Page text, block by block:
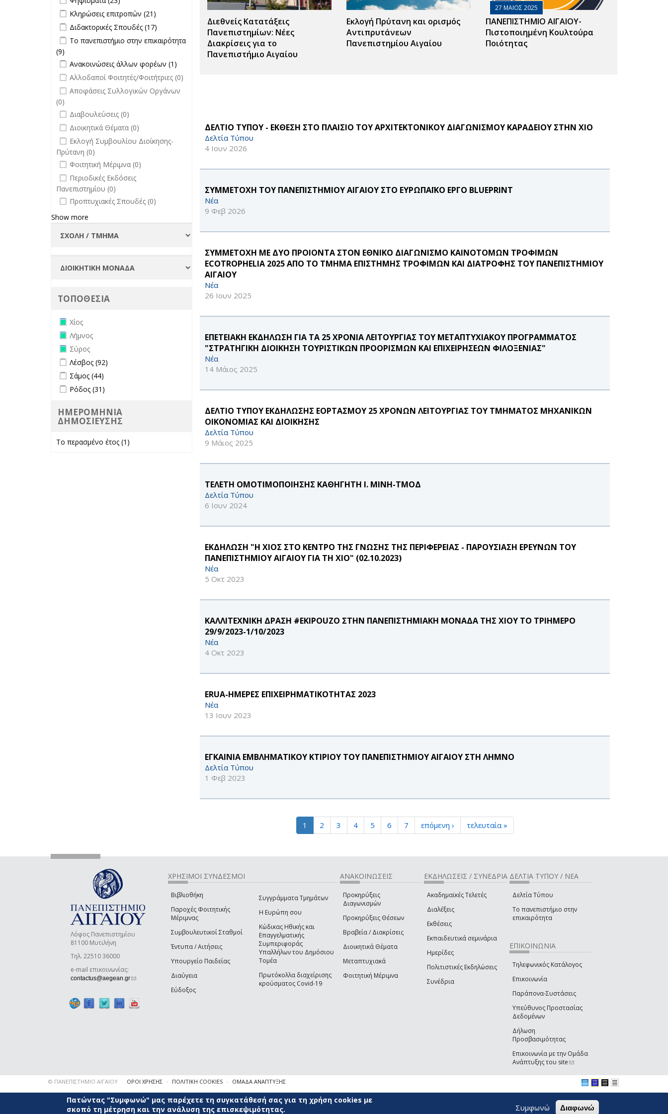
Διεθνείς Κατατάξεις
Πανεπιστημίων: Νέες
Διακρίσεις για το
Πανεπιστήμιο Αιγαίου
Εκλογή Πρύτανη και ορισμός
Αντιπρυτάνεων
Πανεπιστημίου Αιγαίου
27 ΜΑΙΟΣ 2025
ΠΑΝΕΠΙΣΤΗΜΙΟ ΑΙΓΑΙΟΥ-
Πιστοποιημένη Κουλτούρα
Ποιότητας
ΔΕΛΤΙΟ ΤΥΠΟΥ - ΕΚΘΕΣΗ ΣΤΟ ΠΛΑΙΣΙΟ ΤΟΥ ΑΡΧΙΤΕΚΤΟΝΙΚΟΥ ΔΙΑΓΩΝΙΣΜΟΥ ΚΑΡΑΔΕΙΟΥ ΣΤΗΝ ΧΙΟ
Δελτία Τύπου
4 Ιουν 2026
ΣΥΜΜΕΤΟΧΗ ΤΟΥ ΠΑΝΕΠΙΣΤΗΜΙΟΥ ΑΙΓΑΙΟΥ ΣΤΟ ΕΥΡΩΠΑΪΚΟ ΕΡΓΟ BLUEPRINT
Νέα
9 Φεβ 2026
ΣΥΜΜΕΤΟΧΗ ΜΕ ΔΥΟ ΠΡΟΙΟΝΤΑ ΣΤΟΝ ΕΘΝΙΚΟ ΔΙΑΓΩΝΙΣΜΟ ΚΑΙΝΟΤΟΜΩΝ ΤΡΟΦΙΜΩΝ
ECOTROPHELIA 2025 ΑΠΟ ΤΟ ΤΜΗΜΑ ΕΠΙΣΤΗΜΗΣ ΤΡΟΦΙΜΩΝ ΚΑΙ ΔΙΑΤΡΟΦΗΣ ΤΟΥ ΠΑΝΕΠΙΣΤΗΜΙΟΥ
ΑΙΓΑΙΟΥ
Νέα
26 Ιουν 2025
ΕΠΕΤΕΙΑΚΗ ΕΚΔΗΛΩΣΗ ΓΙΑ ΤΑ 25 ΧΡΟΝΙΑ ΛΕΙΤΟΥΡΓΙΑΣ ΤΟΥ ΜΕΤΑΠΤΥΧΙΑΚΟΥ ΠΡΟΓΡΑΜΜΑΤΟΣ
"ΣΤΡΑΤΗΓΙΚΗ ΔΙΟΙΚΗΣΗ ΤΟΥΡΙΣΤΙΚΩΝ ΠΡΟΟΡΙΣΜΩΝ ΚΑΙ ΕΠΙΧΕΙΡΗΣΕΩΝ ΦΙΛΟΞΕΝΙΑΣ"
Νέα
14 Μάιος 2025
ΔΕΛΤΙΟ ΤΥΠΟΥ ΕΚΔΗΛΩΣΗΣ ΕΟΡΤΑΣΜΟΥ 25 ΧΡΟΝΩΝ ΛΕΙΤΟΥΡΓΙΑΣ ΤΟΥ ΤΜΗΜΑΤΟΣ ΜΗΧΑΝΙΚΩΝ
ΟΙΚΟΝΟΜΙΑΣ ΚΑΙ ΔΙΟΙΚΗΣΗΣ
Δελτία Τύπου
9 Μάιος 2025
TΕΛΕΤΗ ΟΜΟΤΙΜΟΠΟΙΗΣΗΣ ΚΑΘΗΓΗΤΗ Ι. ΜΙΝΗ-ΤΜΟΔ
Δελτία Τύπου
6 Ιουν 2024
ΕΚΔΗΛΩΣΗ "Η ΧΙΟΣ ΣΤΟ ΚΕΝΤΡΟ ΤΗΣ ΓΝΩΣΗΣ ΤΗΣ ΠΕΡΙΦΕΡΕΙΑΣ - ΠΑΡΟΥΣΙΑΣΗ ΕΡΕΥΝΩΝ ΤΟΥ
ΠΑΝΕΠΙΣΤΗΜΙΟΥ ΑΙΓΑΙΟΥ ΓΙΑ ΤΗ ΧΙΟ" (02.10.2023)
Νέα
5 Οκτ 2023
ΚΑΛΛΙΤΕΧΝΙΚΗ ΔΡΑΣΗ #EKIPOUZO ΣΤΗΝ ΠΑΝΕΠΙΣΤΗΜΙΑΚΗ ΜΟΝΑΔΑ ΤΗΣ ΧΙΟΥ ΤΟ ΤΡΙΗΜΕΡΟ
29/9/2023-1/10/2023
Νέα
4 Οκτ 2023
ERUA-ΗΜΕΡΕΣ ΕΠΙΧΕΙΡΗΜΑΤΙΚΟΤΗΤΑΣ 2023
Νέα
13 Ιουν 2023
ΕΓΚΑΙΝΙΑ ΕΜΒΛΗΜΑΤΙΚΟΥ ΚΤΙΡΙΟΥ ΤΟΥ ΠΑΝΕΠΙΣΤΗΜΙΟΥ ΑΙΓΑΙΟΥ ΣΤΗ ΛΗΜΝΟ
Δελτία Τύπου
1 Φεβ 2023
1 2 3 4 5 6 7 επόμενη › τελευταία »
Σπουδές filter
Apply Κληρώσεις επιτροπών filter
Κληρώσεις επιτροπών (21)
επιτροπών
filter
Apply Διδακτορικές Σπουδές filter
Διδακτορικές Σπουδές (17)
Σπουδές
Apply Το πανεπιστήμιο στην
επικαιρότητα filter
Το πανεπιστήμιο στην επικαιρότητα
(9)
επικαιρότητα filter
Apply Ανακοινώσεις άλλων φορέων
filter
Ανακοινώσεις άλλων φορέων (1)
άλλων
φορέων filter
undefined
Αλλοδαποί Φοιτητές/Φοιτήτριες (0)
undefined
Αποφάσεις Συλλογικών Οργάνων
(0)
undefined
Διαβουλεύσεις (0)
undefined
Διοικητικά Θέματα (0)
undefined
Εκλογή Συμβουλίου Διοίκησης-
Πρύτανη (0)
undefined
Φοιτητική Μέριμνα (0)
undefined
Περιοδικές Εκδόσεις
Πανεπιστημίου (0)
undefined
Προπτυχιακές Σπουδές (0)
Show more
ΤΟΠΟΘΕΣΙΑ
Remove Χίος filter
Χίος
Remove Λήμνος filter
Λήμνος
Remove Σύρος filter
Σύρος
Apply Λέσβος filter
Λέσβος (92)
Apply Σάμος filter
Σάμος (44)
Apply Ρόδος filter
Ρόδος (31)
ΗΜΕΡΟΜΗΝΙΑ
ΔΗΜΟΣΙΕΥΣΗΣ
Το περασμένο έτος (1)
Λόφος Πανεπιστημίου
81100 Μυτιλήνη
Τηλ. 22510 36000
e-mail επικοινωνίας:
contactus@aegean.gr(link sends e-mail)
ΧΡΗΣΙΜΟΙ ΣΥΝΔΕΣΜΟΙ
Βιβλιοθήκη
Παροχές Φοιτητικής
Μέριμνας
Συμβουλευτικοί Σταθμοί
Έντυπα / Αιτήσεις
Υπουργείο Παιδείας
Διαύγεια
Εύδοξος
Συγγράμματα Τμημάτων
Η Ευρώπη σου
Κώδικας Ηθικής και
Επαγγελματικής
Συμπεριφοράς
Υπαλλήλων του Δημόσιου
Τομέα
Πρωτόκολλα διαχείρισης
κρούσματος Covid-19
ΑΝΑΚΟΙΝΩΣΕΙΣ
Προκηρύξεις
Διαγωνισμών
Προκηρύξεις Θέσεων
Βραβεία / Διακρίσεις
Διοικητικά Θέματα
Μεταπτυχιακά
Φοιτητική Μέριμνα
ΕΚΔΗΛΩΣΕΙΣ / ΣΥΝΕΔΡΙΑ
Ακαδημαϊκές Τελετές
Διαλέξεις
Εκθέσεις
Εκπαιδευτικά σεμινάρια
Ημερίδες
Πολιτιστικές Εκδηλώσεις
Συνέδρια
ΔΕΛΤΙΑ ΤΥΠΟΥ / ΝΕΑ
Δελτία Τύπου
Το πανεπιστήμιο στην
επικαιρότητα
ΕΠΙΚΟΙΝΩΝΙΑ
Τηλεφωνικός Κατάλογος
Επικοινωνία
Παράπονα-Συστάσεις
Υπεύθυνος Προστασίας
Δεδομένων
Δήλωση
Προσβασιμότητας
Επικοινωνία με την Ομάδα
Ανάπτυξης του site(link sends e-mail)
© ΠΑΝΕΠΙΣΤΗΜΙΟ ΑΙΓΑΙΟΥ ΟΡΟΙ ΧΡΗΣΗΣ ΠΟΛΙΤΙΚΗ COOKIES ΟΜΑΔΑ ΑΝΑΠΤΥΞΗΣ
Πατώντας "Συμφωνώ" μας παρέχετε τη συγκατάθεσή σας για τη χρήση cookies με
σκοπό τη μέτρηση και την ανάλυση της επισκεψιμότητας.
Συμφωνώ Διαφωνώ